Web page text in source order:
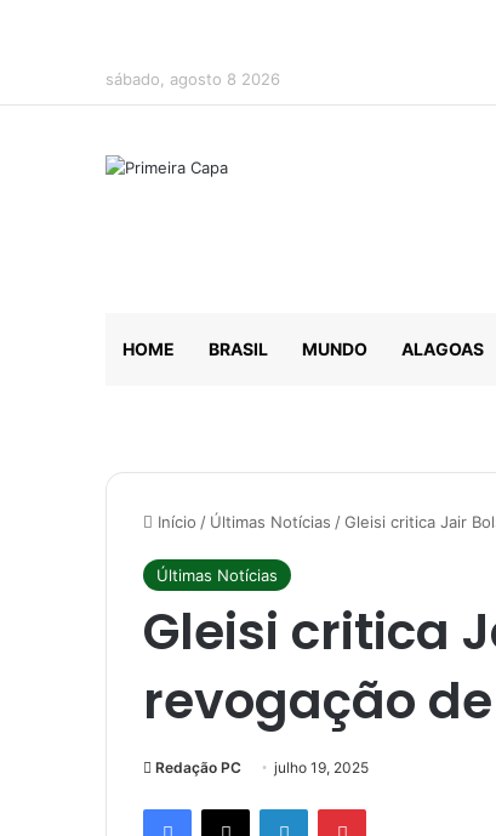
sábado, agosto 8 2026
HOME BRASIL MUNDO ALAGOAS
Início / Últimas Notícias /Gleisi critica Jair
Últimas Notícias
Gleisi critica
revogação
Redação PC julho 19, 2025
Facebook
X LinkedinPinterest